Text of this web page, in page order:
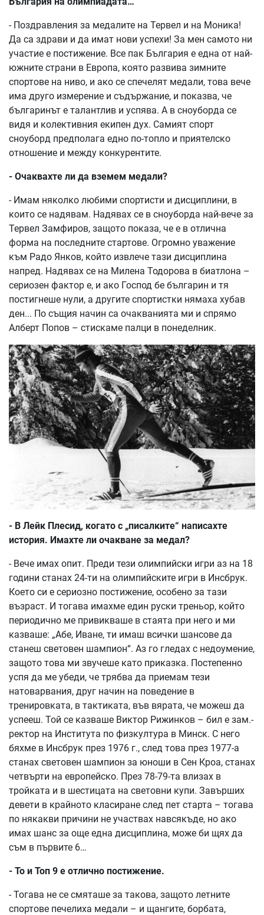
- Поздравления за медалите на Тервел и на Моника!
Да са здрави и да имат нови успехи! За мен самото ни
участие е постижение. Все пак България е една от най-
южните страни в Европа, която развива зимните
спортове на ниво, и ако се спечелят медали, това вече
има друго измерение и съдържание, и показва, че
българинът е талантлив и успява. А в сноуборда се
видя и колективния екипен дух. Самият спорт
сноуборд предполага едно по-топло и приятелско
отношение и между конкурентите.
- Очаквахте ли да вземем медали?
- Имам няколко любими спортисти и дисциплини, в
които се надявам. Надявах се в сноуборда най-вече за
Тервел Замфиров, защото показа, че е в отлична
форма на последните стартове. Огромно уважение
към Радо Янков, който извлече тази дисциплина
напред. Надявах се на Милена Тодорова в биатлона –
сериозен фактор е, и ако Господ бе българин и тя
постигнеше нули, а другите спортистки нямаха хубав
ден... По същия начин са очакванията ми и спрямо
Алберт Попов – стискаме палци в понеделник.
- В Лейк Плесид, когато с „писалките“ написахте
история. Имахте ли очакване за медал?
- Вече имах опит. Преди тези олимпийски игри аз на 18
години станах 24-ти на олимпийските игри в Инсбрук.
Което си е сериозно постижение, особено за тази
възраст. И тогава имахме един руски треньор, който
периодично ме привикваше в стаята при него и ми
казваше: „Абе, Иване, ти имаш всички шансове да
станеш световен шампион“. Аз го гледах с недоумение,
защото това ми звучеше като приказка. Постепенно
успя да ме убеди, че трябва да приемам тези
натоварвания, друг начин на поведение в
тренировката, в тактиката, във вярата, че можеш да
успееш. Той се казваше Виктор Рижинков – бил е зам.-
ректор на Института по физкултура в Минск. С него
бяхме в Инсбрук през 1976 г., след това през 1977-а
станах световен шампион за юноши в Сен Кроа, станах
четвърти на европейско. През 78-79-та влизах в
тройката и в шестицата на световни купи. Завърших
девети в крайното класиране след пет старта – тогава
по някакви причини не участвах навсякъде, но ако
имах шанс за още една дисциплина, може би щях да
съм в първите 6…
- То и Топ 9 е отлично постижение.
- Тогава не се смяташе за такова, защото летните
спортове печелиха медали – и щангите, борбата,